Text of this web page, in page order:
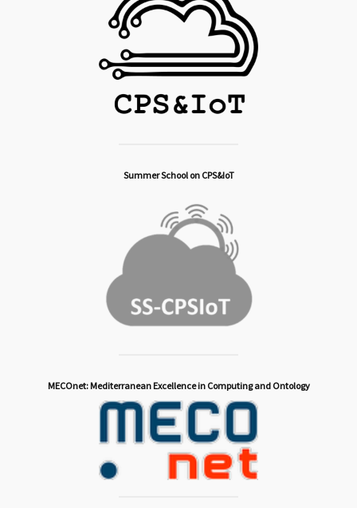
Summer School on CPS&IoT
MECOnet: Mediterranean Excellence in Computing and Ontology